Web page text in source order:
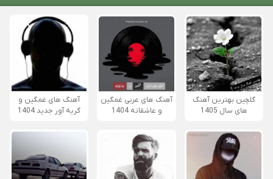
گلچین بهترین آهنگ
های سال 1405
آهنگ های عربی غمگین
و عاشقانه 1404
آهنگ های غمگین و
گریه آور جدید 1404